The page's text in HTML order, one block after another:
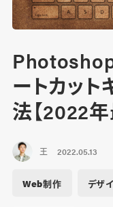
ートカッ
法【2022年
王 2022.05.13
Web制作 デザ